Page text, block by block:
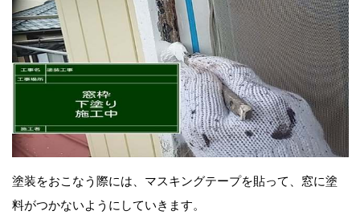
塗装をおこなう際には、マスキングテープを貼って、窓に塗
料がつかないようにしていきます。